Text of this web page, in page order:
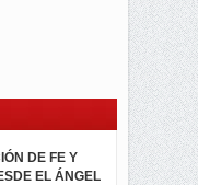
DE FE Y
EL ÁNGEL
LA VIRGEN
2024